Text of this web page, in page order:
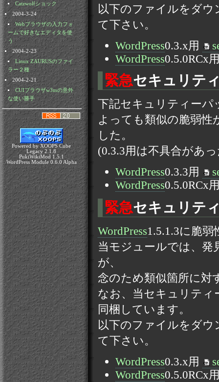
Catzwolfショック
2004-3-24
Webブラウザの入力フォ
ームで好きなエディタを使
う
2004-2-23
Linux ZAURUSのファイ
ラー２種
2004-2-21
CUIブラウザw3mの意外
な使い勝手
Powered by XOOPS Cube
Legacy 2.1.8
PukiWikiMod 1.5.1
WordPress Module 0.6.0 Alpha
以下のファイルをダ
て下さい。
WordPress0.3.x用
WordPress0.5.0RCx
緊急セキュリテ
下記セキュリティーパ
よっても類似の脆弱性
した。
(0.3.3用は不具合があ
WordPress0.3.3用
WordPress0.5.0RCx
緊急セキュリテ
WordPress1.5.1.3に脆
当モジュールでは、発
が、
念のため類似箇所に対
なお、当セキュリティ
同梱しています。
以下のファイルをダ
て下さい。
WordPress0.3.x用
WordPress0.5.0RCx